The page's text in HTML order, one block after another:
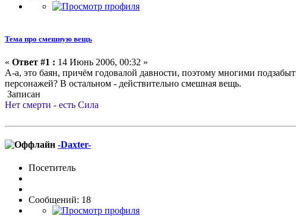
Тема про смешную вещь
« Ответ #1 : 14 Июнь 2006, 00:32 »
А-а, это баян, причём годовалой давности, поэтому многими
персонажей? В остальном - действительно смешная вещь.
Записан
Нет смерти - есть Сила
-Daxter-
Посетитель
Сообщений: 18